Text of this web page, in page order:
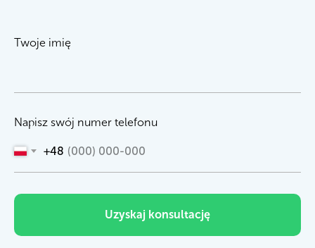
Twoje imię
Napisz swój numer telefonu
+48
Uzyskaj konsultację